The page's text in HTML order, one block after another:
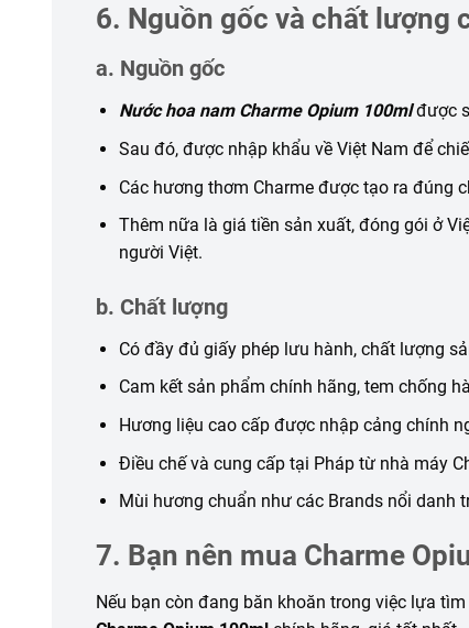
6. Nguồn gốc và chất lượng
a. Nguồn gốc
Nước hoa nam Charme Opium 100mlđược
Sau đó, được nhập khẩu về Việt Nam để
Các hương thơm Charme được tạo ra đúng
Thêm nữa là giá tiền sản xuất, đóng gói ở
người Việt.
b. Chất lượng
Có đầy đủ giấy phép lưu hành, chất lượng
Cam kết sản phẩm chính hãng, tem chống
Hương liệu cao cấp được nhập cảng chính
Điều chế và cung cấp tại Pháp từ nhà máy
Mùi hương chuẩn như các Brands nổi danh
7. Bạn nên mua Charme
Nếu bạn còn đang băn khoăn trong việc lựa